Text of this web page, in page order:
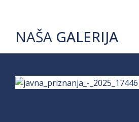
NAŠA GALERIJA